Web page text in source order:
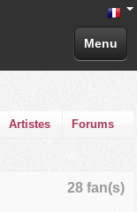
Menu
Artistes Forums
28 fan(s)